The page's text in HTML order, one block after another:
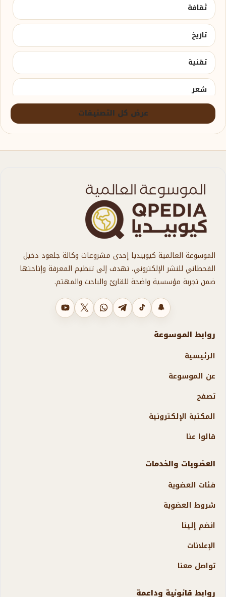
ثقافة
تاريخ
تقنية
شعر
أخبار الموسوعة
تراث
لغة
خدمات عامة
مجتمع الموسوعة
الدورات التدريبية
عرض كل التصنيفات
الموسوعة العالمية كيوبيديا إحدى مشروعات وكالة جلعود دخيل
القحطاني للنشر الإلكتروني، تهدف إلى تنظيم المعرفة وإتاحتها
ضمن تجربة مؤسسية واضحة للقارئ والباحث والمهتم.
يوتيوب
X واتسابتليجرامتيك توكسناب شات
روابط الموسوعة
الرئيسية
عن الموسوعة
تصفح
المكتبة الإلكترونية
قالوا عنا
العضويات والخدمات
فئات العضوية
شروط العضوية
انضم إلينا
الإعلانات
تواصل معنا
روابط قانونية وداعمة